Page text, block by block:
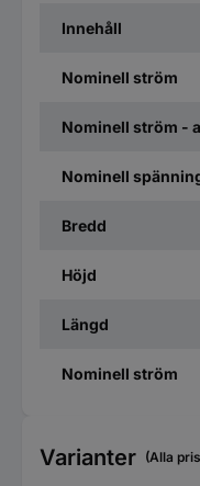
Innehåll
Nominell ström
Nominell ström -
Nominell
Bredd
Höjd
Längd
Nominell ström
Varianter (Alla